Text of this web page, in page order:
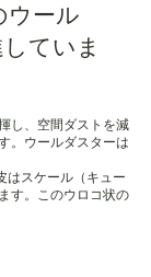
ウール
ていま
し、空間ダストを減
。ウールダスターは
はスケール（キュー
す。このウロコ状の